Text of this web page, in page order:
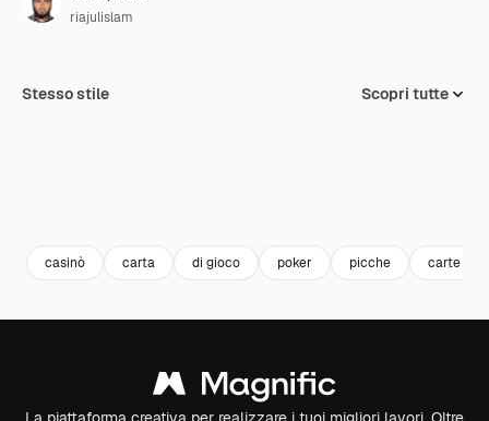
riajulislam
Stesso stile Scopri tutte
casinò carta di gioco poker picche carte da